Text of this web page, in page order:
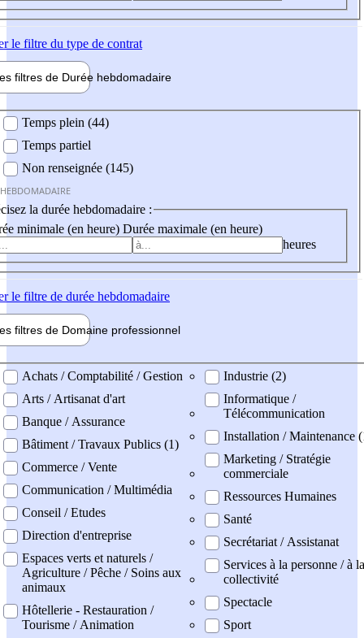
le filtre du type de contrat
filtres de Durée hebdomadaire
Temps plein (44)
Temps partiel
Non renseignée (145)
la durée hebdomadaire :
minimale (en heure) Durée maximale (en heure)
heures
le filtre de durée hebdomadaire
filtres de Domaine professionnel
professionel
Achats / Comptabilité / Gestion
Arts / Artisanat d'art
Banque / Assurance
Bâtiment / Travaux Publics (1)
Commerce / Vente
Communication / Multimédia
Conseil / Etudes
Direction d'entreprise
Espaces verts et naturels /
Agriculture / Pêche / Soins aux
animaux
Hôtellerie - Restauration /
Tourisme / Animation
Industrie (2)
Informatique /
Télécommunication
Installation / Maintenance
Marketing / Stratégie
commerciale
Ressources Humaines
Santé
Secrétariat / Assistanat
Services à la personne / à la
collectivité
Spectacle
Sport